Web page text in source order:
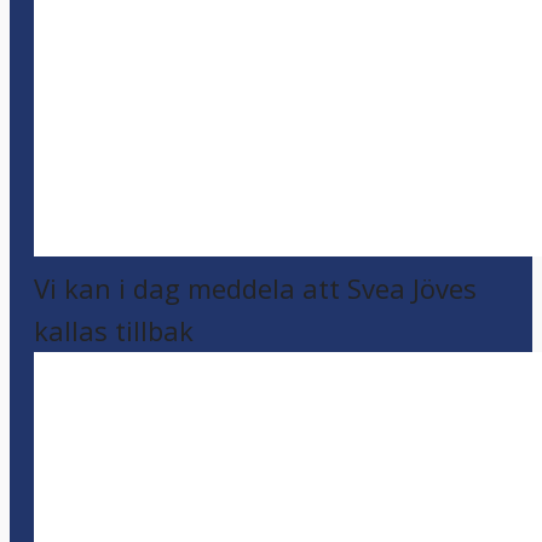
Vi kan i dag meddela att Svea Jöves
kallas tillbak